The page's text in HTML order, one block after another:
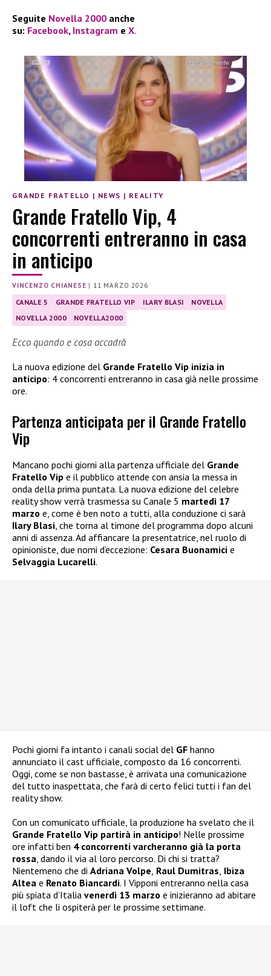
Seguite Novella 2000 anche
su: Facebook, Instagram e X.
GRANDE FRATELLO | NEWS | REALITY
Grande Fratello Vip, 4
concorrenti entreranno in casa
in anticipo
VINCENZO CHIANESE | 11 MARZO 2026
CANALE 5 GRANDE FRATELLO VIP ILARY BLASI
NOVELLA
NOVELLA 2000
NOVELLA2000
Ecco quando e cosa accadrà
La nuova edizione del Grande Fratello Vip inizia in
anticipo: 4 concorrenti entreranno in casa già nelle prossime
ore.
Partenza anticipata per il Grande Fratello
Vip
Mancano pochi giorni alla partenza ufficiale del Grande
Fratello Vip e il pubblico attende con ansia la messa in
onda della prima puntata. La nuova edizione del celebre
reality show verrà trasmessa su Canale 5 martedì 17
marzo e, come è ben noto a tutti, alla conduzione ci sarà
Ilary Blasi, che torna al timone del programma dopo alcuni
anni di assenza. Ad affiancare la presentatrice, nel ruolo di
opinioniste, due nomi d’eccezione: Cesara Buonamici e
Selvaggia Lucarelli.
Pochi giorni fa intanto i canali social del GF hanno
annunciato il cast ufficiale, composto da 16 concorrenti.
Oggi, come se non bastasse, è arrivata una comunicazione
del tutto inaspettata, che farà di certo felici tutti i fan del
reality show.
Con un comunicato ufficiale, la produzione ha svelato che il
Grande Fratello Vip partirà in anticipo! Nelle prossime
ore infatti ben 4 concorrenti varcheranno già la porta
rossa, dando il via al loro percorso. Di chi si tratta?
Nientemeno che di Adriana Volpe, Raul Dumitras, Ibiza
Altea e Renato Biancardi. I Vipponi entreranno nella casa
più spiata d’Italia venerdì 13 marzo e inizieranno ad abitare
il loft che li ospiterà per le prossime settimane.